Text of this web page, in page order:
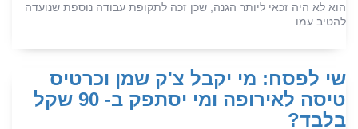
הוא לא היה זכאי ליותר הגנה, שכן זכה לתקופת עבודה נוספת שנועדה
להטיב עמו
שי לפסח: מי יקבל צ'ק שמן וכרטיס
טיסה לאירופה ומי יסתפק ב- 90 שקל
בלבד?